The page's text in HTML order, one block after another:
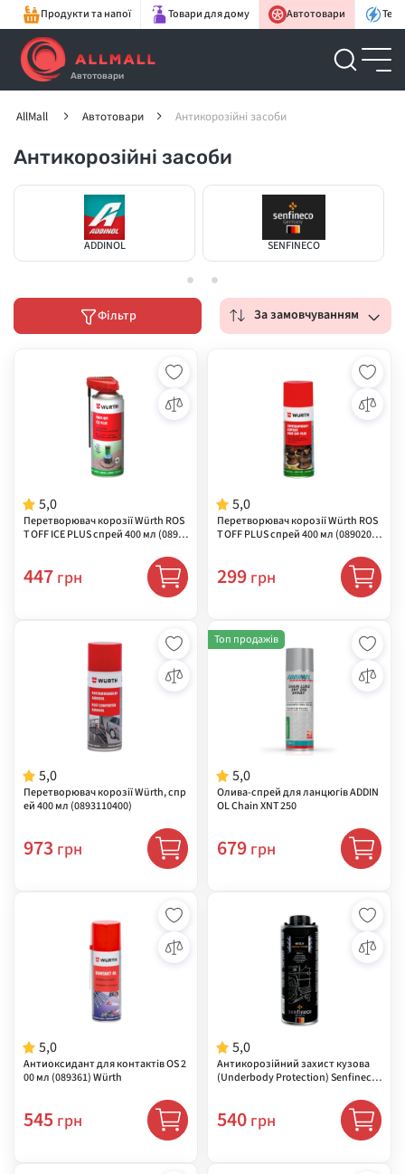
Продукти та напої Товари для дому Автотовари
Автотовари
AllMall Автотовари Антикорозійні засоби
Антикорозійні засоби
ADDINOL SENFINECO
Фільтр За замовчуванням
5,0
Перетворювач корозії Würth ROS
T OFF ICE PLUS спрей 400 мл (0893
447 грн
5,0
Перетворювач корозії Würth ROS
T OFF PLUS спрей 400 мл (0890200
299 грн
5,0
Перетворювач корозії Würth, спр
ей 400 мл (0893110400)
973 грн
5,0
Олива-спрей для ланцюгів ADDIN
OL Chain XNT 250
Топ продажів
679 грн
5,0
Антиоксидант для контактів OS 2
00 мл (089361) Würth
545 грн
5,0
Антикорозійний захист кузова
(Underbody Protection) Senfineco,
540 грн